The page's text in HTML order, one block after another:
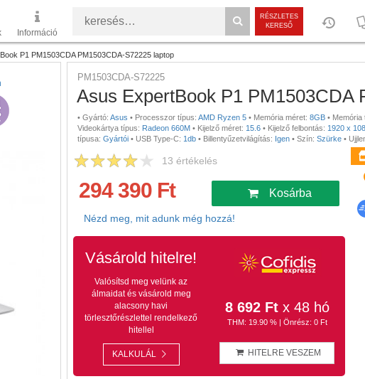
Információ
RÉSZLETES
KERESŐ
P1 PM1503CDA PM1503CDA-S72225 laptop
PM1503CDA-S72225
Asus ExpertBook P1 PM1503CDA
• Gyártó: Asus • Processzor típus: AMD Ryzen 5 • Memória méret: 8GB • Memória
Videokártya típus: Radeon 660M • Kijelző méret: 15.6 • Kijelző felbontás: 1920 x
típusa: Gyártói • USB Type-C: 1db • Billentyűzetvilágítás: Igen • Szín: Szürke •
13 értékelés
294 390 Ft Kosárba
Nézd meg, mit adunk még hozzá!
Vásárold hitelre!
Valósítsd meg velünk az
álmaidat és vásárold meg
alacsony havi
törlesztőrészlettel rendelkező
hitellel
KALKULÁL
8 692 Ftx 48 hó
THM: 19.90 % | Önrész: 0 Ft
HITELRE VESZEM